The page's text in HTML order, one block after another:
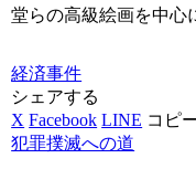
堂らの高級絵画を中心
経済事件
シェアする
X Facebook LINE コピ
犯罪撲滅への道